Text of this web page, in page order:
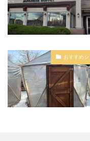
おすすめ